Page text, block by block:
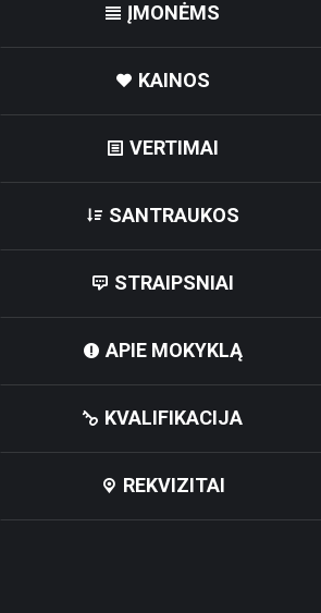
ĮMONĖMS
KAINOS
VERTIMAI
SANTRAUKOS
STRAIPSNIAI
APIE MOKYKLĄ
KVALIFIKACIJA
REKVIZITAI